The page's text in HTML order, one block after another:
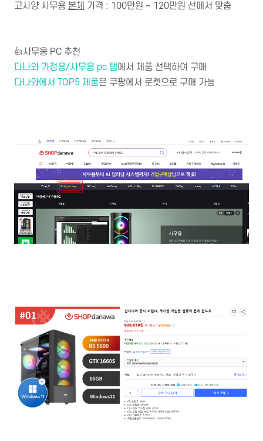
고사양 사무용 본체 가격 : 100만원 ~ 120만원 선에서 맞춤
👍사무용 PC 추천
다나와 가정용/사무용 pc 탭에서 제품 선택하여 구매
다나와에서 TOP5 제품은 쿠팡에서 로켓으로 구매 가능